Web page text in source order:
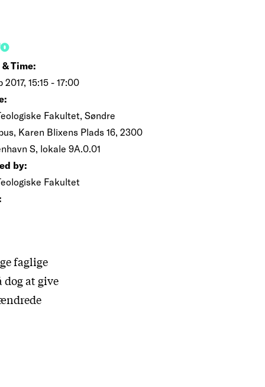
Time:
2017, 15:15 - 17:00
Fakultet, Søndre
Karen Blixens Plads 16, 2300
S, lokale 9A.0.01
by:
Fakultet
faglige
at give